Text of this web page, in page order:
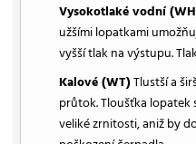
Vysokotlaké vodní
užšími lopatkami
vyšší tlak na výstupu.
Kalové (WT)Tlustší a
průtok. Tloušťka lopatek
veliké zrnitosti, aniž by